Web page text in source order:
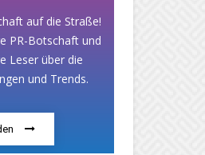
auf die Straße!
PR-Botschaft und
Leser über die
und Trends.